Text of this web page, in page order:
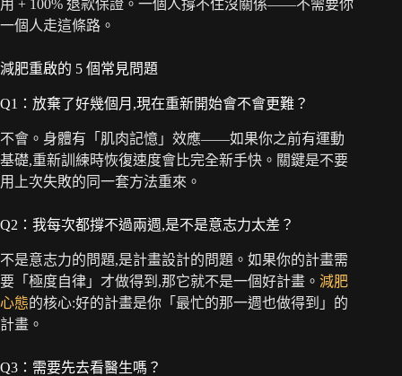
用 + 100% 退款保證。一個人撐不住沒關係——不需要你
一個人走這條路。
減肥重啟的 5 個常見問題
Q1：放棄了好幾個月,現在重新開始會不會更難？
不會。身體有「肌肉記憶」效應——如果你之前有運動
基礎,重新訓練時恢復速度會比完全新手快。關鍵是不要
用上次失敗的同一套方法重來。
Q2：我每次都撐不過兩週,是不是意志力太差？
不是意志力的問題,是計畫設計的問題。如果你的計畫需
要「極度自律」才做得到,那它就不是一個好計畫。 減肥
心態的核心:好的計畫是你「最忙的那一週也做得到」的
計畫。
Q3：需要先去看醫生嗎？